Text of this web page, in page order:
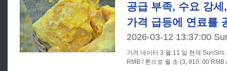
공급 부족, 수요 강
가격 급등에 연료를
2026-03-12 13:37:00
가격 데이터 3 월 11 일 현재 SunSirs 의 유황 기준 가격은 4, 616. 67
RMB / 톤으로 월 초 (3, 910. 00 RMB